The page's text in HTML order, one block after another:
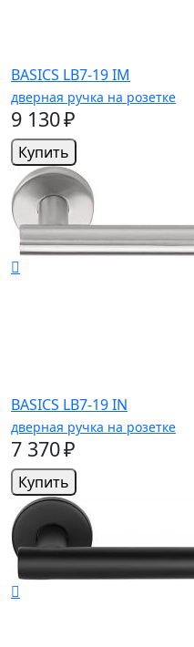
BASICS LB7-19 IM
дверная ручка на розетке
9 130 ₽
Купить
BASICS LB7-19 IN
дверная ручка на розетке
7 370 ₽
Купить